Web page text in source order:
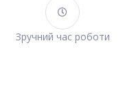
Зручний час роботи